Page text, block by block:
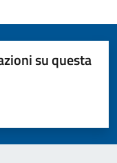
su questa